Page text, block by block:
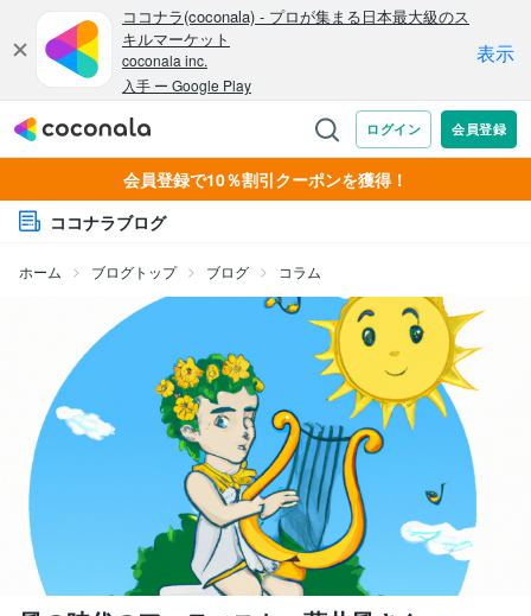
会員登録で10％割引クーポンを獲得！
ココナラブログ
ホーム ブログトップ ブログ コラム